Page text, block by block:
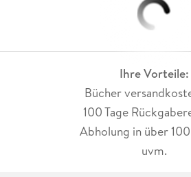
Ihre Vorteile:
Bücher
100 Tage
Abholung in über
uvm.